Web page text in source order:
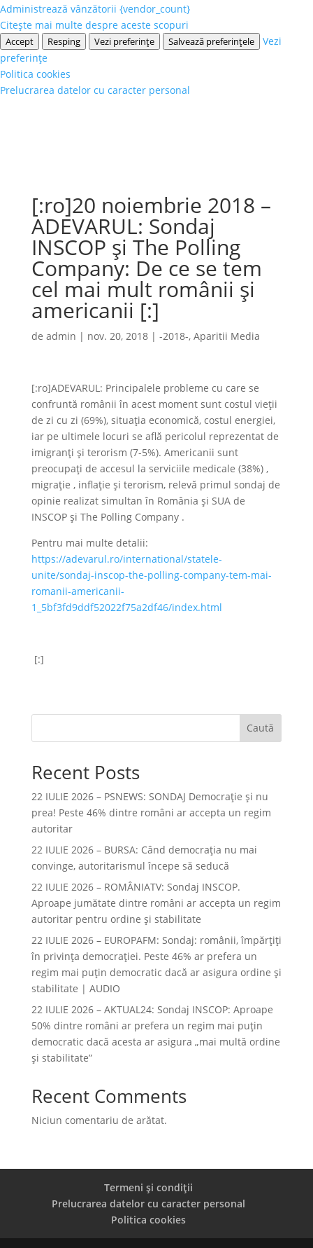
Administrează vânzătorii {vendor_count}
Citește mai multe despre aceste scopuri
Accept Resping Vezi preferințe Salvează preferințele
Vezi
preferințe
Politica cookies
Prelucrarea datelor cu caracter personal
[:ro]20 noiembrie 2018 –
ADEVARUL: Sondaj
INSCOP şi The Polling
Company: De ce se tem
cel mai mult românii şi
americanii [:]
de admin | nov. 20, 2018| -2018-, Aparitii Media
[:ro]ADEVARUL: Principalele probleme cu care se
confruntă românii în acest moment sunt costul vieţii
de zi cu zi (69%), situaţia economică, costul energiei,
iar pe ultimele locuri se află pericolul reprezentat de
imigranţi şi terorism (7-5%). Americanii sunt
preocupaţi de accesul la serviciile medicale (38%) ,
migraţie , inflaţie şi terorism, relevă primul sondaj de
opinie realizat simultan în România şi SUA de
INSCOP şi The Polling Company .
Pentru mai multe detalii:
https://adevarul.ro/international/statele-
unite/sondaj-inscop-the-polling-company-tem-mai-
romanii-americanii-
1_5bf3fd9ddf52022f75a2df46/index.html
[:]
Caută
Recent Posts
22 IULIE 2026 – PSNEWS: SONDAJ Democrație și nu
prea! Peste 46% dintre români ar accepta un regim
autoritar
22 IULIE 2026 – BURSA: Când democraţia nu mai
convinge, autoritarismul începe să seducă
22 IULIE 2026 – ROMÂNIATV: Sondaj INSCOP.
Aproape jumătate dintre români ar accepta un regim
autoritar pentru ordine și stabilitate
22 IULIE 2026 – EUROPAFM: Sondaj: românii, împărțiți
în privința democrației. Peste 46% ar prefera un
regim mai puțin democratic dacă ar asigura ordine și
stabilitate | AUDIO
22 IULIE 2026 – AKTUAL24: Sondaj INSCOP: Aproape
50% dintre români ar prefera un regim mai puțin
democratic dacă acesta ar asigura „mai multă ordine
și stabilitate”
Recent Comments
Niciun comentariu de arătat.
Termeni și condiții
Prelucrarea datelor cu caracter personal
Politica cookies